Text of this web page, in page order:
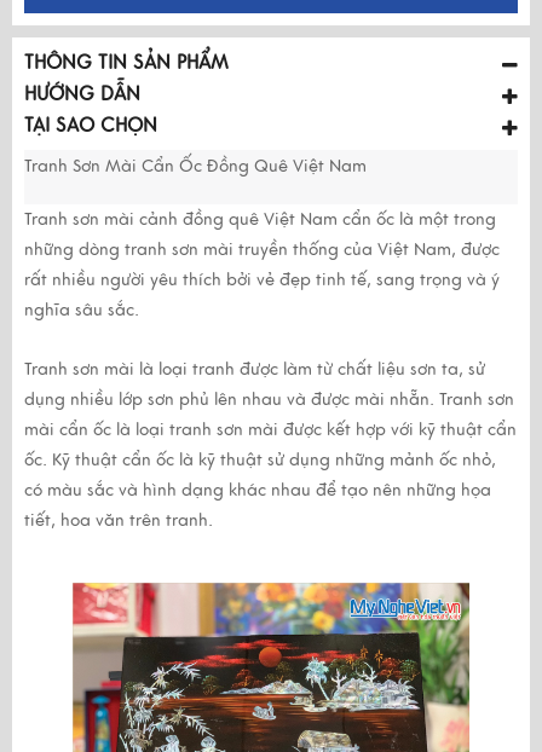
THÔNG TIN SẢN PHẨM
HƯỚNG DẪN
TẠI SAO CHỌN
Tranh Sơn Mài Cẩn Ốc Đồng Quê Việt Nam
Tranh sơn mài cảnh đồng quê Việt Nam cẩn ốc là một trong
những dòng tranh sơn mài truyền thống của Việt Nam, được
rất nhiều người yêu thích bởi vẻ đẹp tinh tế, sang trọng và ý
nghĩa sâu sắc.
Tranh sơn mài là loại tranh được làm từ chất liệu sơn ta, sử
dụng nhiều lớp sơn phủ lên nhau và được mài nhẵn. Tranh sơn
mài cẩn ốc là loại tranh sơn mài được kết hợp với kỹ thuật cẩn
ốc. Kỹ thuật cẩn ốc là kỹ thuật sử dụng những mảnh ốc nhỏ,
có màu sắc và hình dạng khác nhau để tạo nên những họa
tiết, hoa văn trên tranh.